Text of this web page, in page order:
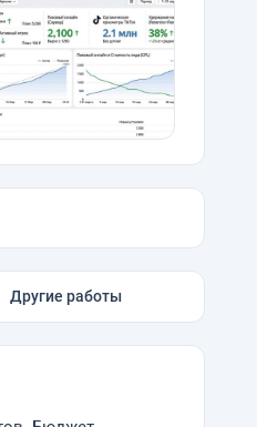
Другие работы